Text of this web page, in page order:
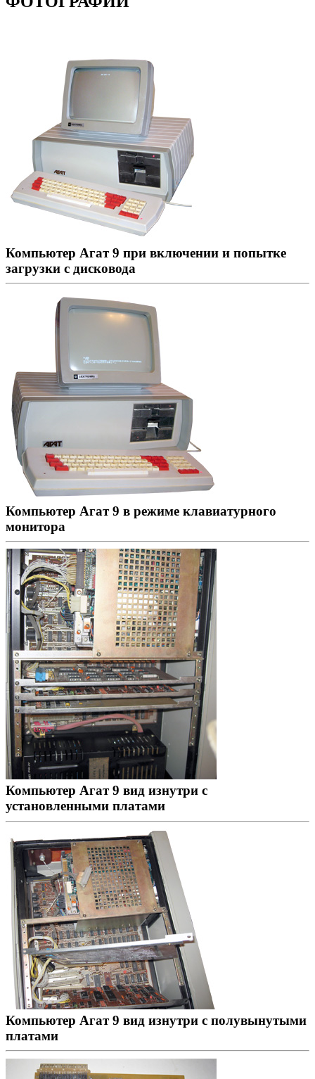
Компьютер Агат 9 при включении и попытке
загрузки с дисковода
Компьютер Агат 9 в режиме клавиатурного
монитора
Компьютер Агат 9 вид изнутри с
установленными платами
Компьютер Агат 9 вид изнутри с полувынутыми
платами